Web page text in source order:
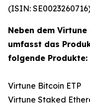
(ISIN:
Neben dem
umfasst das
folgende Produkte:
Virtune Bitcoin ETP
Virtune Staked